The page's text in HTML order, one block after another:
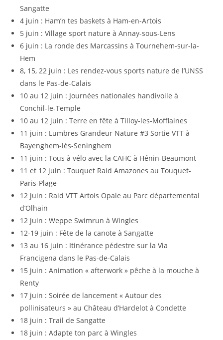
Sangatte
4 juin : Ham’n tes baskets à Ham-en-Artois
5 juin : Village sport nature à Annay-sous-Lens
6 juin : La ronde des Marcassins à Tournehem-sur-la-
Hem
8, 15, 22 juin : Les rendez-vous sports nature de l’UNSS
dans le Pas-de-Calais
10 au 12 juin : Journées nationales handivoile à
Conchil-le-Temple
10 au 12 juin : Terre en fête à Tilloy-les-Mofflaines
11 juin : Lumbres Grandeur Nature #3 Sortie VTT à
Bayenghem-lès-Seninghem
11 juin : Tous à vélo avec la CAHC à Hénin-Beaumont
11 et 12 juin : Touquet Raid Amazones au Touquet-
Paris-Plage
12 juin : Raid VTT Artois Opale au Parc départemental
d’Olhain
12 juin : Weppe Swimrun à Wingles
12-19 juin : Fête de la canote à Sangatte
13 au 16 juin : Itinérance pédestre sur la Via
Francigena dans le Pas-de-Calais
15 juin : Animation « afterwork » pêche à la mouche à
Renty
17 juin : Soirée de lancement « Autour des
pollinisateurs » au Château d’Hardelot à Condette
18 juin : Trail de Sangatte
18 juin : Adapte ton parc à Wingles